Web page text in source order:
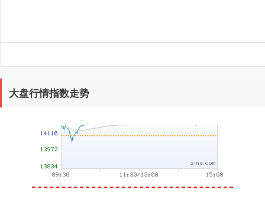
大盘行情指数走势
深证成指 14311.01 +200.89 +1.42%